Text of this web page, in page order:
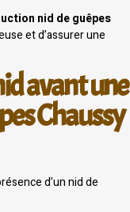
nid de guêpes
et d’assurer une
avant une
Chaussy
d’un nid de